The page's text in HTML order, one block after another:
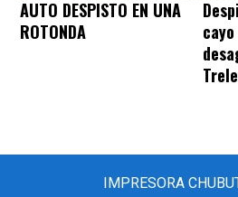
AUTO DESPISTO EN UNA
ROTONDA
IMPRESORA